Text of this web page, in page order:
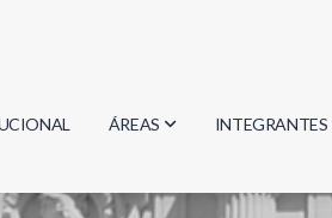
ÁREAS
Biología
INTEGRANTES
Investigadores